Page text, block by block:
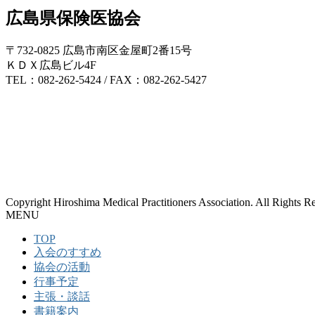
広島県保険医協会
〒732-0825 広島市南区金屋町2番15号
ＫＤＸ広島ビル4F
TEL：082-262-5424 / FAX：082-262-5427
Copyright Hiroshima Medical Practitioners Association. All Rights
MENU
TOP
入会のすすめ
協会の活動
行事予定
主張・談話
書籍案内